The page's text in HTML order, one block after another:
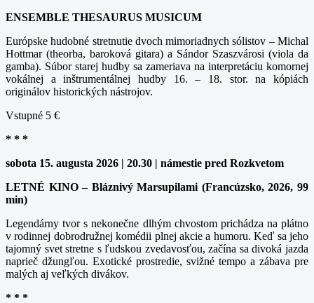
ENSEMBLE THESAURUS MUSICUM
Európske hudobné stretnutie dvoch mimoriadnych sólistov – Michal
Hottmar (theorba, baroková gitara) a Sándor Szaszvárosi (viola da
gamba). Súbor starej hudby sa zameriava na interpretáciu komornej
vokálnej a inštrumentálnej hudby 16. – 18. stor. na kópiách
originálov historických nástrojov.
Vstupné 5 €
* * *
sobota 15. augusta 2026 | 20.30 | námestie pred Rozkvetom
LETNÉ KINO – Bláznivý Marsupilami (Francúzsko, 2026, 99
min)
Legendárny tvor s nekonečne dlhým chvostom prichádza na plátno
v rodinnej dobrodružnej komédii plnej akcie a humoru. Keď sa jeho
tajomný svet stretne s ľudskou zvedavosťou, začína sa divoká jazda
naprieč džungľou. Exotické prostredie, svižné tempo a zábava pre
malých aj veľkých divákov.
* * *